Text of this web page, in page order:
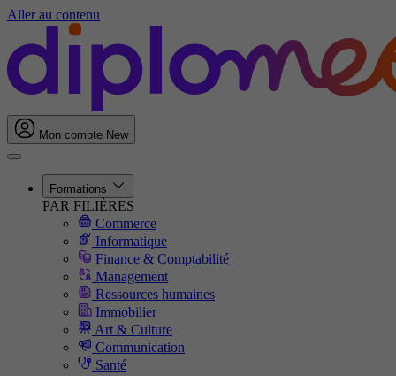
Aller au contenu
Mon compte New
Formations
PAR FILIÈRES
Commerce
Informatique
Finance & Comptabilité
Management
Ressources humaines
Immobilier
Art & Culture
Communication
Santé